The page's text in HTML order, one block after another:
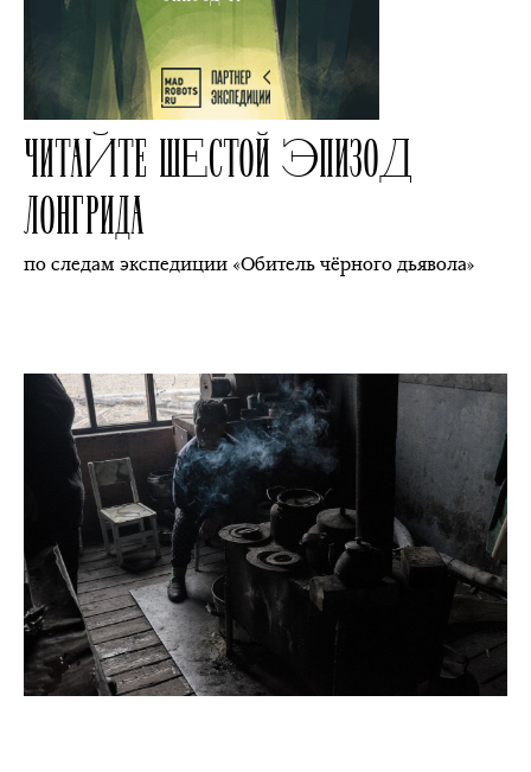
ЧИТАЙТЕ ШЕСТОЙ ЭПИЗОД
ЛОНГРИДА
по следам экспедиции «Обитель чёрного дьявола»